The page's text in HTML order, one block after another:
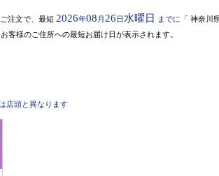
注文で、最短 2026年08 月 26日 水曜日 までに 「 神奈川
客様のご住所への最短お届け日が表示されます。
店頭と異なります